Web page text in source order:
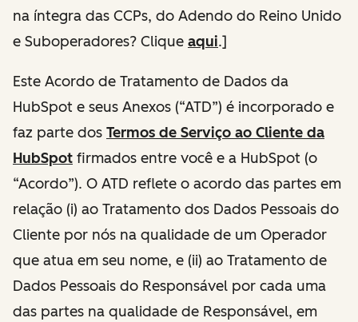
na íntegra das CCPs, do Adendo do Reino Unido
e Suboperadores? Clique aqui.]
Este Acordo de Tratamento de Dados da
HubSpot e seus Anexos (“ATD”) é incorporado e
faz parte dos Termos de Serviço ao Cliente da
HubSpot firmados entre você e a HubSpot (o
“Acordo”). O ATD reflete o acordo das partes em
relação (i) ao Tratamento dos Dados Pessoais do
Cliente por nós na qualidade de um Operador
que atua em seu nome, e (ii) ao Tratamento de
Dados Pessoais do Responsável por cada uma
das partes na qualidade de Responsável, em